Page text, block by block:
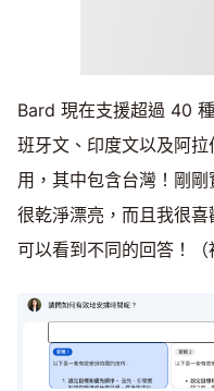
Bard 現在支援超過 40
班牙文、印度文以及阿
用，其中包含台灣！剛
很乾淨漂亮，而且我很
可以看到不同的回答！（